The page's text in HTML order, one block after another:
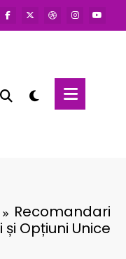
Recomandari
Opțiuni Unice